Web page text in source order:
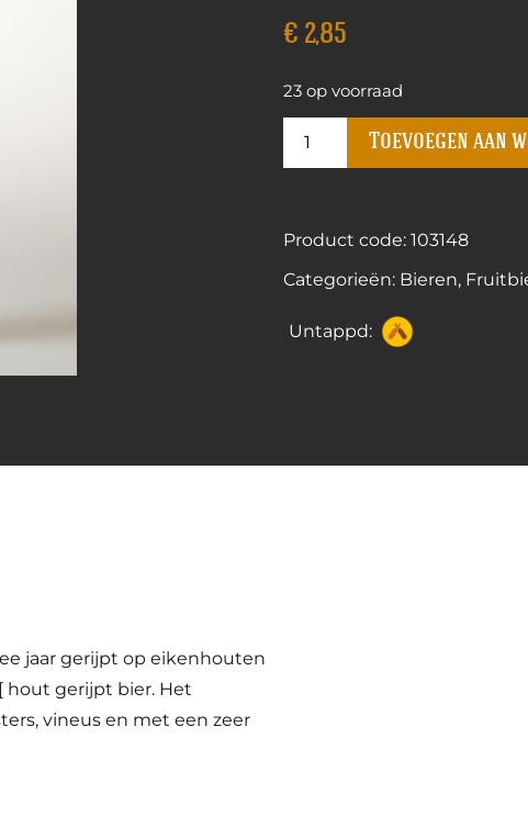
€ 2,85
23 op voorraad
Toevoegen aan
Product code: 103148
Categorieën: Bieren,
Untappd:
jaar gerijpt op eikenhouten
hout gerijpt bier. Het
vineus en met een zeer